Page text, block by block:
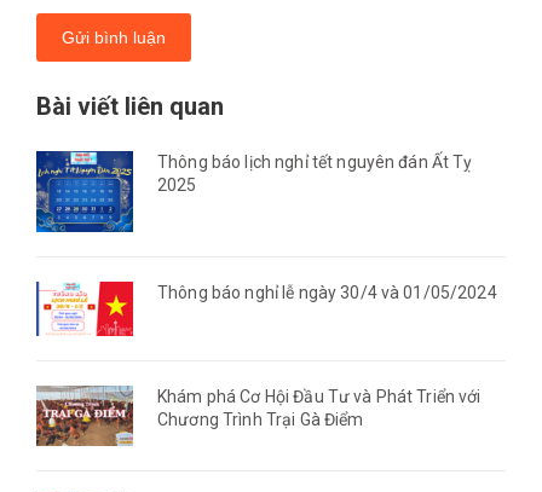
Gửi bình luận
Bài viết liên quan
Thông báo lịch nghỉ tết nguyên đán Ất Tỵ
2025
Thông báo nghỉ lễ ngày 30/4 và 01/05/2024
Khám phá Cơ Hội Đầu Tư và Phát Triển với
Chương Trình Trại Gà Điểm